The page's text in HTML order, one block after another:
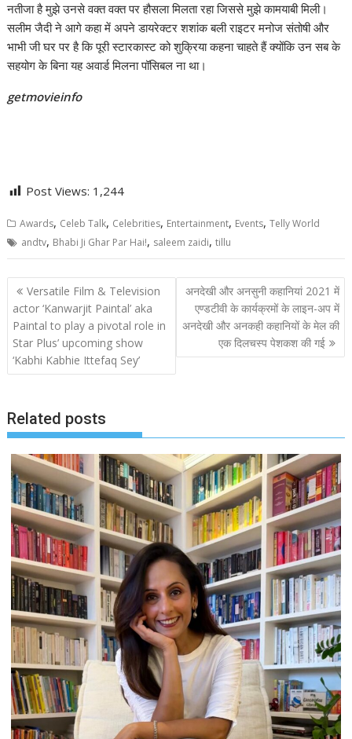
नतीजा है मुझे उनसे वक्त वक्त पर हौसला मिलता रहा जिससे मुझे कामयाबी मिली।
सलीम जैदी ने आगे कहा में अपने डायरेक्टर शशांक बली राइटर मनोज संतोषी और
भाभी जी घर पर है कि पूरी स्टारकास्ट को शुक्रिया कहना चाहते हैं क्योंकि उन सब के
सहयोग के बिना यह अवार्ड मिलना पॉसिबल ना था।
getmovieinfo
Post Views: 1,244
Awards, Celeb Talk, Celebrities, Entertainment, Events,Telly World
andtv, Bhabi Ji Ghar Par Hai!, saleem zaidi,tillu
Post
navigation
Versatile Film & Television
actor ‘Kanwarjit Paintal’ aka
Paintal to play a pivotal role in
Star Plus’ upcoming show
‘Kabhi Kabhie Ittefaq Sey’
अनदेखी और अनसुनी कहानियां 2021 में
एण्डटीवी के कार्यक्रमों के लाइन-अप में
अनदेखी और अनकही कहानियों के मेल की
एक दिलचस्प पेशकश की गई
Related posts